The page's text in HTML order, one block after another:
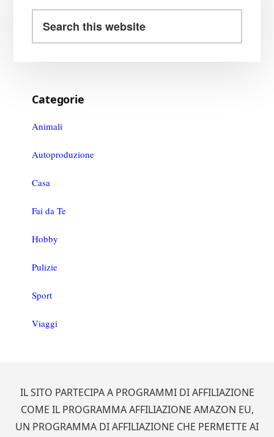
this
Categorie
Animali
Autoproduzione
Casa
Fai da Te
Hobby
Pulizie
Sport
Viaggi
IL SITO PARTECIPA A PROGRAMMI DI AFFILIAZIONE
COME IL PROGRAMMA AFFILIAZIONE AMAZON EU,
UN PROGRAMMA DI AFFILIAZIONE CHE PERMETTE AI